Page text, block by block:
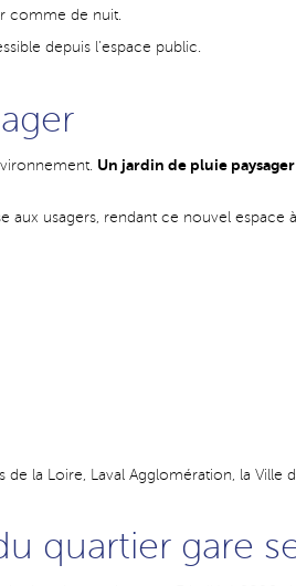
comme de nuit.
depuis l’espace public.
Un jardin de pluie paysager
usagers, rendant ce nouvel espace
de la Loire, Laval Agglomération, la Ville
quartier gare